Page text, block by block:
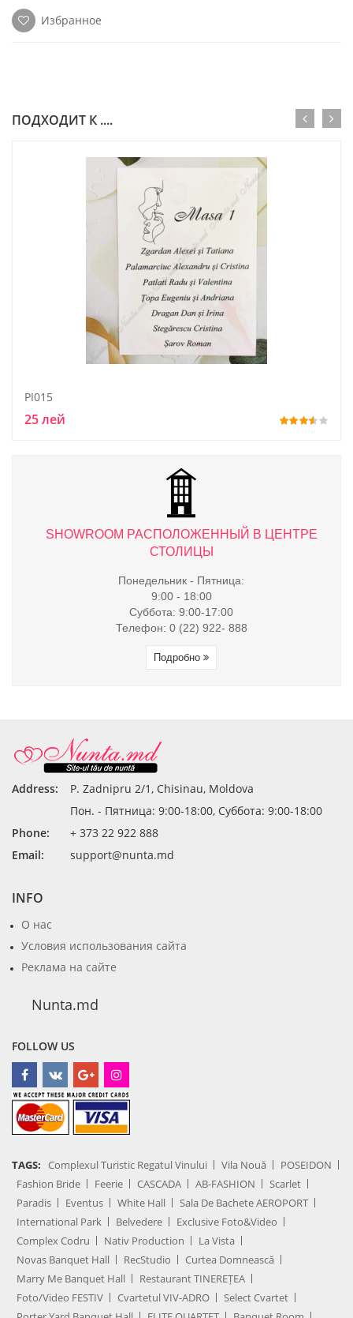
Избранное
ПОДХОДИТ К ....
PI015
25 лей
SHOWROOM РАСПОЛОЖЕННЫЙ В ЦЕНТРЕ
СТОЛИЦЫ
Понедельник - Пятница:
9:00 - 18:00
Суббота: 9:00-17:00
Телефон: 0 (22) 922- 888
Подробно
Address:
P. Zadnipru 2/1, Chisinau, Moldova
Пон. - Пятница: 9:00-18:00, Суббота: 9:00-18:00
Phone:
+ 373 22 922 888
Email:
support@nunta.md
INFO
О нас
Условия использования сайта
Реклама на сайте
Nunta.md
FOLLOW US
TAGS: Complexul Turistic Regatul Vinului Vila Nouă
POSEIDON
Fashion Bride
Feerie CASCADA AB-FASHION
Scarlet
Paradis
Eventus White Hall
Sala De Bachete AEROPORT
International Park
Belvedere
Exclusive Foto&Video
Complex Codru
Nativ Production
La Vista
Novas Banquet Hall
RecStudio
Curtea Domnească
Marry Me Banquet Hall
Restaurant TINEREȚEA
Foto/Video FESTIV
Cvartetul VIV-ADRO
Select Cvartet